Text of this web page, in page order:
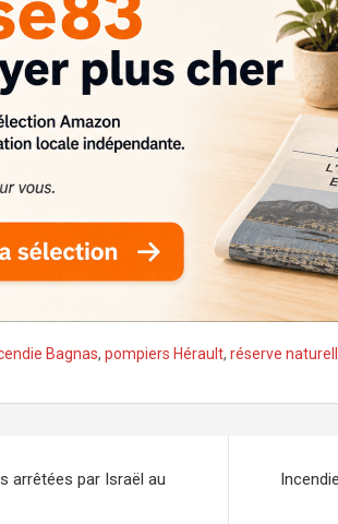
Bagnas, pompiers Hérault, réserve
arrêtées par Israël au